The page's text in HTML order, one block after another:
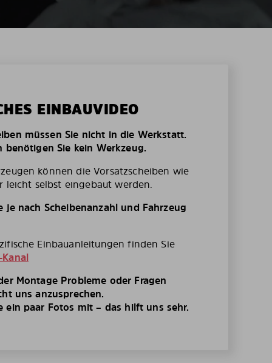
EINBAUVIDEO
müssen Sie nicht in die Werkstatt.
benötigen Sie kein Werkzeug.
können die Vorsatzscheiben wie
leicht selbst eingebaut werden.
je nach Scheibenanzahl und Fahrzeug
Einbauanleitungen finden Sie
Kanal
Montage Probleme oder Fragen
uns anzusprechen.
ein paar Fotos mit – das hilft uns sehr.